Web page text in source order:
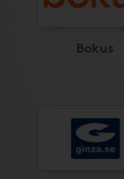
Bokus